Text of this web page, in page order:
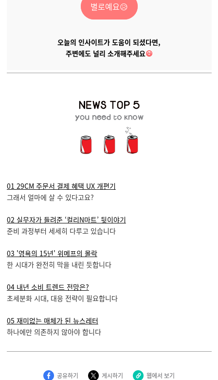
별로예요😥
오늘의 인사이트가 도움이 되셨다면,
주변에도 널리 소개해주세요😃
01 29CM 주문서 결제 혜택 UX 개편기
그래서 얼마에 살 수 있다고요?
02 실무자가 들려준 ‘컬리N마트’ 뒷이야기
준비 과정부터 세세히 다루고 있습니다
03 '영욕의 15년' 위메프의 몰락
한 시대가 완전히 막을 내린 듯합니다
04 내년 소비 트렌드 전망은?
초세분화 시대, 대응 전략이 필요합니다
05 재미없는 매체가 된 뉴스레터
하나에만 의존하지 않아야 합니다
공유하기 게시하기 웹에서 보기